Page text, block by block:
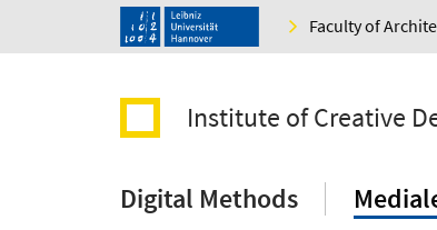
Faculty of
Institute of Creative
Digital Methods